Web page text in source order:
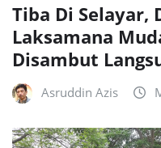
Tiba Di Selayar,
Laksamana
Disambut
Asruddin Azis